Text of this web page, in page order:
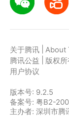
关于腾讯 About
腾讯公益
版权
用户协议
版本号: 9.2.5
备案号: 粤B2-
主办者: 深圳市腾